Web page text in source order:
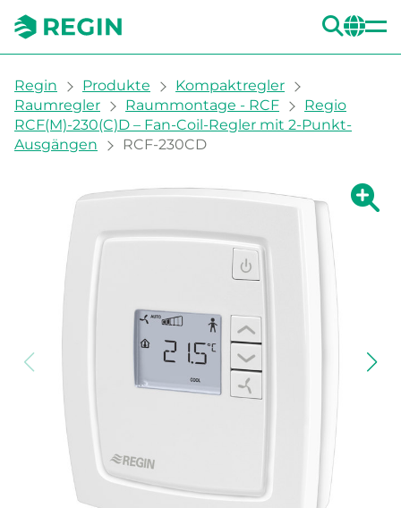
You are here:
Regin Produkte
Kompaktregler
Raumregler
Raummontage - RCF
Regio
RCF(M)-230(C)D – Fan-Coil-Regler mit 2-Punkt-
Ausgängen
RCF-230CD
Zeige